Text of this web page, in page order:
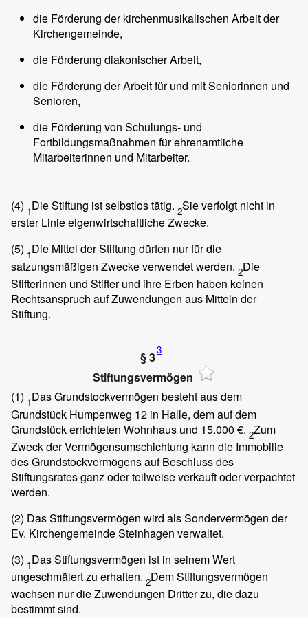
die Förderung der kirchenmusikalischen Arbeit der
Kirchengemeinde,
die Förderung diakonischer Arbeit,
die Förderung der Arbeit für und mit Seniorinnen und
Senioren,
die Förderung von Schulungs- und
Fortbildungsmaßnahmen für ehrenamtliche
Mitarbeiterinnen und Mitarbeiter.
(4) 1Die Stiftung ist selbstlos tätig. 2Sie verfolgt nicht in
erster Linie eigenwirtschaftliche Zwecke.
(5) 1Die Mittel der Stiftung dürfen nur für die
satzungsmäßigen Zwecke verwendet werden. 2Die
Stifterinnen und Stifter und ihre Erben haben keinen
Rechtsanspruch auf Zuwendungen aus Mitteln der
Stiftung.
§ 33
Stiftungsvermögen
(1) 1Das Grundstockvermögen besteht aus dem
Grundstück Humpenweg 12 in Halle, dem auf dem
Grundstück errichteten Wohnhaus und 15.000 €. 2Zum
Zweck der Vermögensumschichtung kann die Immobilie
des Grundstockvermögens auf Beschluss des
Stiftungsrates ganz oder teilweise verkauft oder verpachtet
werden.
(2) Das Stiftungsvermögen wird als Sondervermögen der
Ev. Kirchengemeinde Steinhagen verwaltet.
(3) 1Das Stiftungsvermögen ist in seinem Wert
ungeschmälert zu erhalten. 2Dem Stiftungsvermögen
wachsen nur die Zuwendungen Dritter zu, die dazu
bestimmt sind.